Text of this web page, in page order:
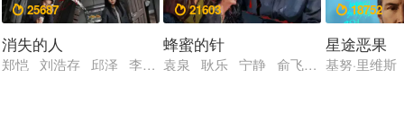
25687
消失的人
郑恺 刘浩存 邱泽 李晨 姜妍 黄小蕾 李梦 张琪 毕雯珺 冯
21603
蜂蜜的针
袁泉 耿乐 宁静 俞飞鸿 齐溪 陈冲
18752
星途恶果
基努·里维